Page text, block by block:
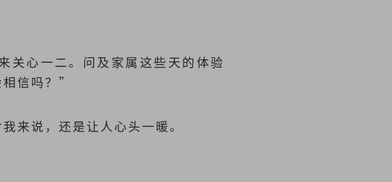
关心一二。问及家属这些天的体验
信吗？”
来说，还是让人心头一暖。